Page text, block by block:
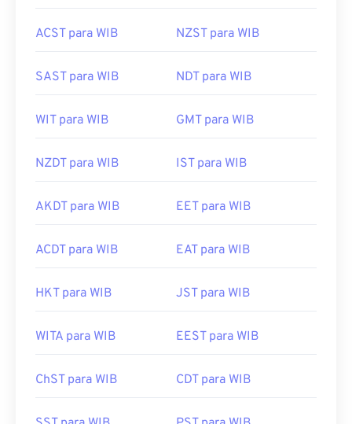
ACST para WIB NZST para WIB
SAST para WIB NDT para WIB
WIT para WIB GMT para WIB
NZDT para WIB IST para WIB
AKDT para WIB EET para WIB
ACDT para WIB EAT para WIB
HKT para WIB JST para WIB
WITA para WIB EEST para WIB
ChST para WIB CDT para WIB